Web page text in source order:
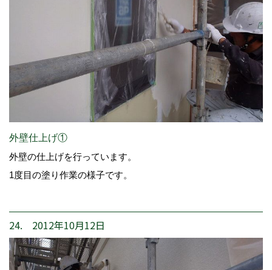
外壁仕上げ①
外壁の仕上げを行っています。
1度目の塗り作業の様子です。
24. 2012年10月12日